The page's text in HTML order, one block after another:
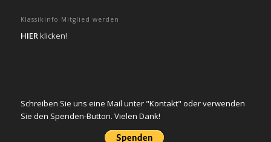
Klassikinfo Mitglied werden
HIERklicken!
Schreiben Sie uns eine Mail unter "Kontakt" oder verwenden
Sie den Spenden-Button. Vielen Dank!